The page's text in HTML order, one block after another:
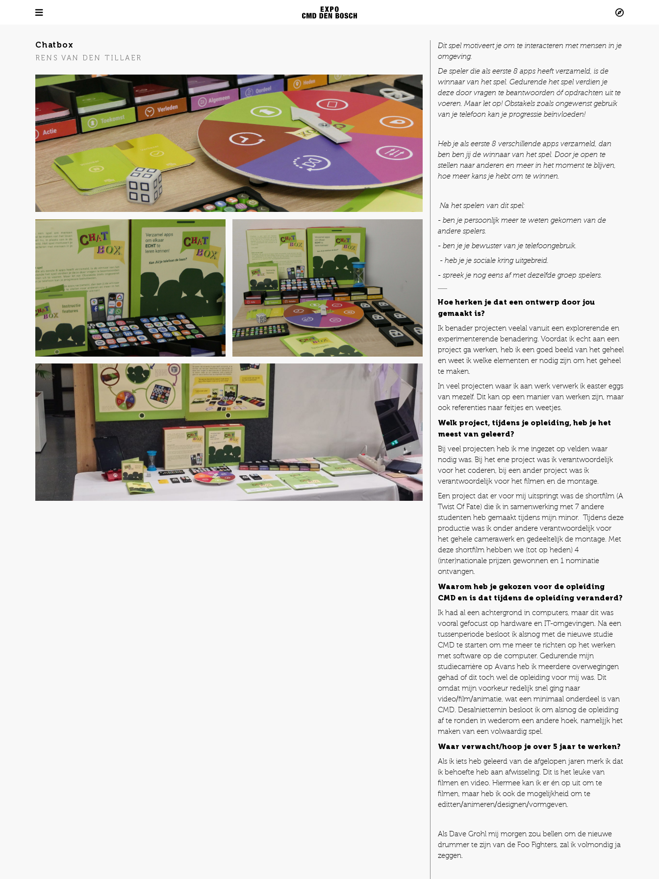
Chatbox
RENS VAN DEN TILLAER
Dit spel motiveert je om te interacteren met mensen in je
omgeving.
De speler die als eerste 8 apps heeft verzameld, is de
winnaar van het spel. Gedurende het spel verdien je
deze door vragen te beantwoorden óf opdrachten uit te
voeren. Maar let op! Obstakels zoals ongewenst gebruik
van je telefoon kan je progressie beïnvloeden!
Heb je als eerste 8 verschillende apps verzameld, dan
ben ben jij de winnaar van het spel. Door je open te
stellen naar anderen en meer in het moment te blijven,
hoe meer kans je hebt om te winnen.
Na het spelen van dit spel:
- ben je persoonlijk meer te weten gekomen van de
andere spelers.
- ben je je bewuster van je telefoongebruik.
- heb je je sociale kring uitgebreid.
- spreek je nog eens af met dezelfde groep spelers.
Hoe herken je dat een ontwerp door jou
gemaakt is?
Ik benader projecten veelal vanuit een explorerende en
experimenterende benadering. Voordat ik echt aan een
project ga werken, heb ik een goed beeld van het geheel
en weet ik welke elementen er nodig zijn om het geheel
te maken.
In veel projecten waar ik aan werk verwerk ik easter eggs
van mezelf. Dit kan op een manier van werken zijn, maar
ook referenties naar feitjes en weetjes.
Welk project, tijdens je opleiding, heb je het
meest van geleerd?
Bij veel projecten heb ik me ingezet op velden waar
nodig was. Bij het ene project was ik verantwoordelijk
voor het coderen, bij een ander project was ik
verantwoordelijk voor het filmen en de montage.
Een project dat er voor mij uitspringt was de shortfilm (A
Twist Of Fate) die ik in samenwerking met 7 andere
studenten heb gemaakt tijdens mijn minor. Tijdens deze
productie was ik onder andere verantwoordelijk voor
het gehele camerawerk en gedeeltelijk de montage. Met
deze shortfilm hebben we (tot op heden) 4
(inter)nationale prijzen gewonnen en 1 nominatie
ontvangen.
Waarom heb je gekozen voor de opleiding
CMD en is dat tijdens de opleiding veranderd?
Ik had al een achtergrond in computers, maar dit was
vooral gefocust op hardware en IT-omgevingen. Na een
tussenperiode besloot ik alsnog met de nieuwe studie
CMD te starten om me meer te richten op het werken
met software op de computer. Gedurende mijn
studiecarrière op Avans heb ik meerdere overwegingen
gehad of dit toch wel de opleiding voor mij was. Dit
omdat mijn voorkeur redelijk snel ging naar
video/film/animatie, wat een minimaal onderdeel is van
CMD. Desalniettemin besloot ik om alsnog de opleiding
af te ronden in wederom een andere hoek, namelijjk het
maken van een volwaardig spel.
Waar verwacht/hoop je over 5 jaar te werken?
Als ik iets heb geleerd van de afgelopen jaren merk ik dat
ik behoefte heb aan afwisseling. Dit is het leuke van
filmen en video. Hiermee kan ik er én op uit om te
filmen, maar heb ik ook de mogelijkheid om te
editten/animeren/designen/vormgeven.
Als Dave Grohl mij morgen zou bellen om de nieuwe
drummer te zijn van de Foo Fighters, zal ik volmondig ja
zeggen.